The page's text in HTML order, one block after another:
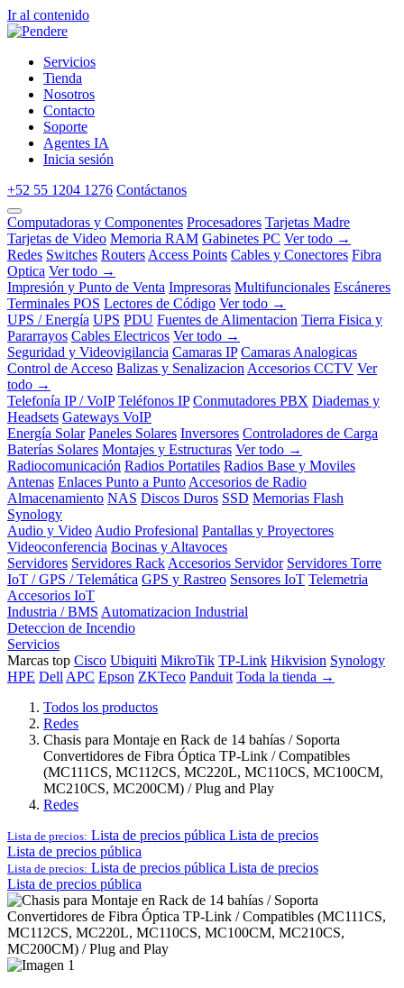
Ir al contenido
Servicios
Tienda
Nosotros
Contacto
Soporte
Agentes IA
Inicia sesión
+52 55 1204 1276 Contáctanos
Computadoras y Componentes Procesadores Tarjetas Madre
Tarjetas de Video Memoria RAM Gabinetes PC Ver todo →
Redes Switches Routers Access Points Cables y Conectores Fibra
Optica Ver todo →
Impresión y Punto de Venta Impresoras Multifuncionales Escáneres
Terminales POS Lectores de Código Ver todo →
UPS / Energía UPS PDU Fuentes de Alimentacion Tierra Fisica y
Pararrayos Cables Electricos Ver todo →
Seguridad y Videovigilancia Camaras IP Camaras Analogicas
Control de Acceso Balizas y Senalizacion Accesorios CCTV Ver
todo →
Telefonía IP / VoIP Teléfonos IP Conmutadores PBX Diademas y
Headsets Gateways VoIP
Energía Solar Paneles Solares Inversores Controladores de Carga
Baterías Solares Montajes y Estructuras Ver todo →
Radiocomunicación Radios Portatiles Radios Base y Moviles
Antenas Enlaces Punto a Punto Accesorios de Radio
Almacenamiento NAS Discos Duros SSD Memorias Flash
Synology
Audio y Video Audio Profesional Pantallas y Proyectores
Videoconferencia Bocinas y Altavoces
Servidores Servidores Rack Accesorios Servidor Servidores Torre
IoT / GPS / Telemática GPS y Rastreo Sensores IoT Telemetria
Accesorios IoT
Industria / BMS Automatizacion Industrial
Deteccion de Incendio
Servicios
Marcas top Cisco Ubiquiti MikroTik TP-Link Hikvision Synology
HPE Dell APC Epson ZKTeco Panduit Toda la tienda →
Todos los productos
Redes
Chasis para Montaje en Rack de 14 bahías / Soporta
Convertidores de Fibra Óptica TP-Link / Compatibles
(MC111CS, MC112CS, MC220L, MC110CS, MC100CM,
MC210CS, MC200CM) / Plug and Play
Redes
Lista de precios: Lista de precios pública Lista de precios
Lista de precios pública
Lista de precios: Lista de precios pública Lista de precios
Lista de precios pública